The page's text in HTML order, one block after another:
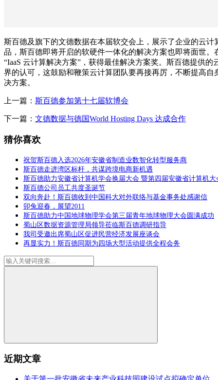
斯百德及旗下的文德数据在本届软交会上，展示了企业的云计
品，斯百德即将开启的软硬件一体化的解决方案也即将面世。
“IaaS 云计算解决方案”，获得最佳解决方案奖。斯百德提供
界的认可，这鼓励和鞭策云计算团队要再接再厉，不断提高自
决方案。
上一篇： 斯百德参加第十七届软博会
下一篇： 文德数据与德国World Hosting Days 达成合作
猜你喜欢
祝贺斯百德入选2026年安徽省制造业数智化转型服务商
斯百德走进湾区标杆，共谋跨境电商新机遇
斯百德助力安徽省计算机学会换届大会 暨第四届安徽省计算机大
斯百德公司员工共度圣诞节
双向奔赴！斯百德收到中国科大对外联络与基金事务处感谢信
卯兔迎春，展望2011
斯百德助力中国地球物理学会第三届青年地球物理大会圆满成功
蜀山区数据资源管理局领导莅临斯百德调研指导
我司受邀出席蜀山区促进民营经济发展座谈会
再显实力！斯百德同期为四场大型活动提供全程会务
近期文章